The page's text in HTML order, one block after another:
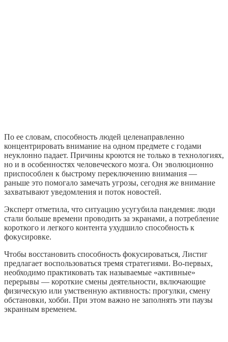
По ее словам, способность людей целенаправленно
концентрировать внимание на одном предмете с годами
неуклонно падает. Причины кроются не только в технологиях,
но и в особенностях человеческого мозга. Он эволюционно
приспособлен к быстрому переключению внимания —
раньше это помогало замечать угрозы, сегодня же внимание
захватывают уведомления и поток новостей.
Эксперт отметила, что ситуацию усугубила пандемия: люди
стали больше времени проводить за экранами, а потребление
короткого и легкого контента ухудшило способность к
фокусировке.
Чтобы восстановить способность фокусироваться, Листиг
предлагает воспользоваться тремя стратегиями. Во-первых,
необходимо практиковать так называемые «активные»
перерывы — короткие смены деятельности, включающие
физическую или умственную активность: прогулки, смену
обстановки, хобби. При этом важно не заполнять эти паузы
экранным временем.